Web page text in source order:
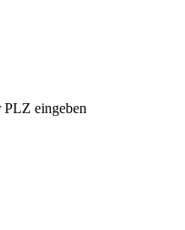
PLZ eingeben